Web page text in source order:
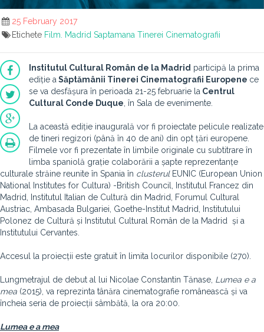
25 February 2017
Etichete Film. Madrid Saptamana Tinerei Cinematografii
Institutul Cultural Român de la Madrid participă la prima
ediție a Săptămânii Tinerei Cinematografii Europene ce
se va desfășura în perioada 21-25 februarie la Centrul
Cultural Conde Duque , în Sala de evenimente.
La această ediție inaugurală vor fi proiectate pelicule realizate
de tineri regizori (până în 40 de ani) din opt țări europene.
Filmele vor fi prezentate în limbile originale cu subtitrare în
limba spaniolă grație colaborării a șapte reprezentanțe
culturale străine reunite în Spania în clusterul EUNIC (European Union
National Institutes for Cultura) -British Council, Institutul Francez din
Madrid, Institutul Italian de Cultură din Madrid, Forumul Cultural
Austriac, Ambasada Bulgariei, Goethe-Institut Madrid, Institutului
Polonez de Cultură și Institutul Cultural Român de la Madrid și a
Institutului Cervantes.
Accesul la proiecții este gratuit în limita locurilor disponibile (270).
Lungmetrajul de debut al lui Nicolae Constantin Tănase, Lumea e a
mea (2015), va reprezinta tânăra cinematografie românească și va
încheia seria de proiecții sâmbătă, la ora 20:00.
Lumea e a mea